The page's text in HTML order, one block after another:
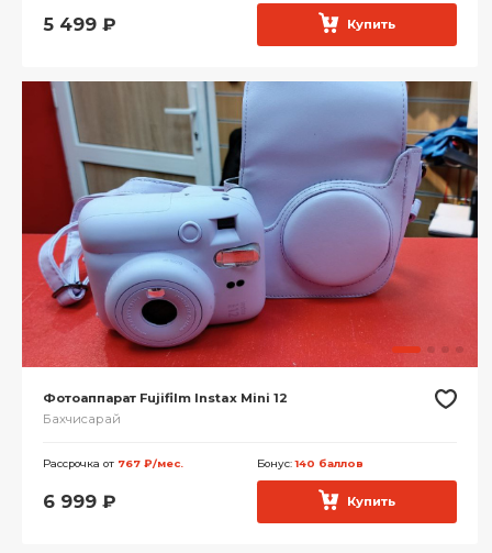
5 499 ₽ Купить
Фотоаппарат Fujifilm Instax Mini 12
Бахчисарай
Рассрочка от 767 ₽/мес. Бонус:140 баллов
6 999 ₽ Купить